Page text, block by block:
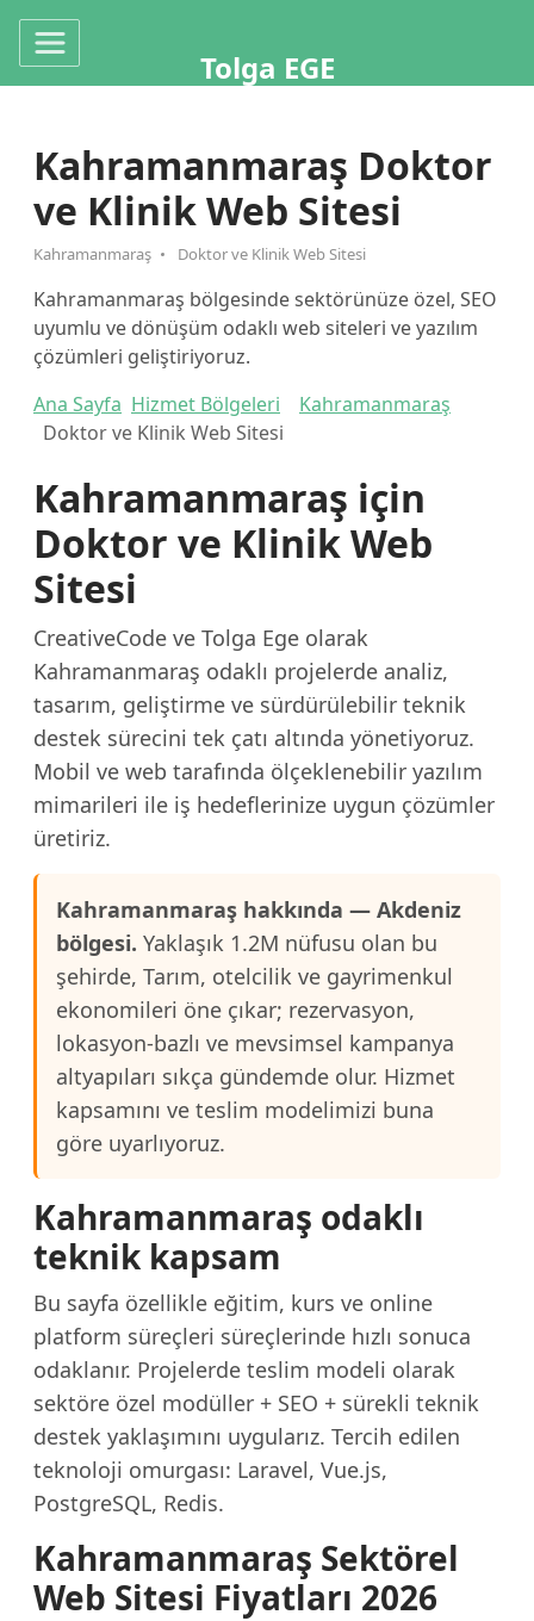
Tolga EGE
Kahramanmaraş Doktor
ve Klinik Web Sitesi
Kahramanmaraş Doktor ve Klinik Web Sitesi
Kahramanmaraş bölgesinde sektörünüze özel, SEO
uyumlu ve dönüşüm odaklı web siteleri ve yazılım
çözümleri geliştiriyoruz.
Ana Sayfa Hizmet Bölgeleri
Kahramanmaraş
Doktor ve Klinik Web Sitesi
Kahramanmaraş için
Doktor ve Klinik Web
Sitesi
CreativeCode ve Tolga Ege olarak
Kahramanmaraş odaklı projelerde analiz,
tasarım, geliştirme ve sürdürülebilir teknik
destek sürecini tek çatı altında yönetiyoruz.
Mobil ve web tarafında ölçeklenebilir yazılım
mimarileri ile iş hedeflerinize uygun çözümler
üretiriz.
Kahramanmaraş hakkında — Akdeniz
bölgesi. Yaklaşık 1.2M nüfusu olan bu
şehirde, Tarım, otelcilik ve gayrimenkul
ekonomileri öne çıkar; rezervasyon,
lokasyon-bazlı ve mevsimsel kampanya
altyapıları sıkça gündemde olur. Hizmet
kapsamını ve teslim modelimizi buna
göre uyarlıyoruz.
Kahramanmaraş odaklı
teknik kapsam
Bu sayfa özellikle eğitim, kurs ve online
platform süreçleri süreçlerinde hızlı sonuca
odaklanır. Projelerde teslim modeli olarak
sektöre özel modüller + SEO + sürekli teknik
destek yaklaşımını uygularız. Tercih edilen
teknoloji omurgası: Laravel, Vue.js,
PostgreSQL, Redis.
Kahramanmaraş Sektörel
Web Sitesi Fiyatları 2026